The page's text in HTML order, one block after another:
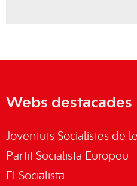
Webs destacades
Joventuts Socialistes de
Partit Socialista Europeu
El Socialista